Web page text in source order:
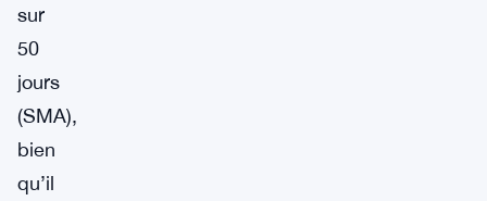
sur
50
jours
(SMA),
bien
qu’il